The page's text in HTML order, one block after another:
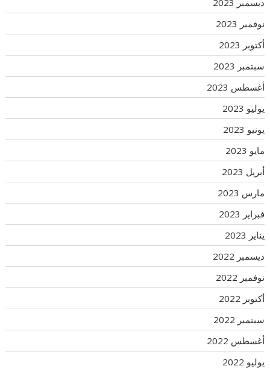
ديسمبر 2023
نوفمبر 2023
أكتوبر 2023
سبتمبر 2023
أغسطس 2023
يوليو 2023
يونيو 2023
مايو 2023
أبريل 2023
مارس 2023
فبراير 2023
يناير 2023
ديسمبر 2022
نوفمبر 2022
أكتوبر 2022
سبتمبر 2022
أغسطس 2022
يوليو 2022